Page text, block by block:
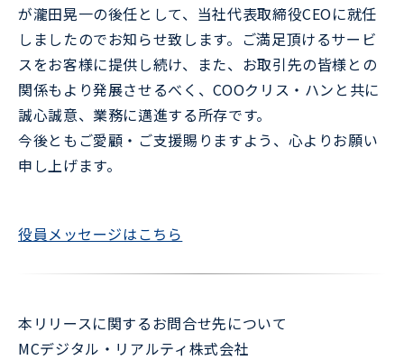
動画コンテンツ
お知らせ
会社・採用情報
が瀧田晃一の後任として、当社代表取締役CEOに就任
しましたのでお知らせ致します。ご満足頂けるサービ
スをお客様に提供し続け、また、お取引先の皆様との
関係もより発展させるべく、COOクリス・ハンと共に
誠心誠意、業務に邁進する所存です。
今後ともご愛顧・ご支援賜りますよう、心よりお願い
申し上げます。
役員メッセージはこちら
本リリースに関するお問合せ先について
MCデジタル・リアルティ株式会社